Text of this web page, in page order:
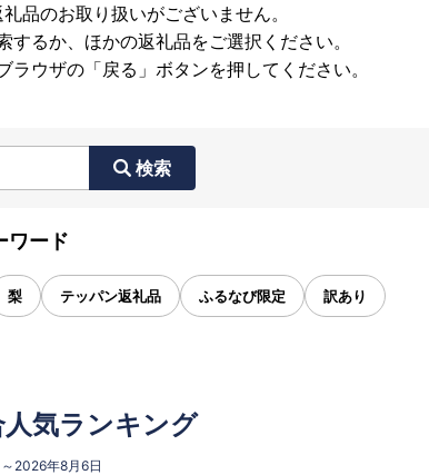
品のお取り扱いがございません。
るか、ほかの返礼品をご選択ください。
ウザの「戻る」ボタンを押してください。
検索
ワード
梨 テッパン返礼品 ふるなび限定 訳あり
気ランキング
2026年8月6日